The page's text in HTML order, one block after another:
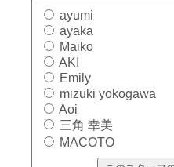
ayumi
ayaka
Maiko
AKI
Emily
mizuki yokogawa
Aoi
三角 幸美
MACOTO